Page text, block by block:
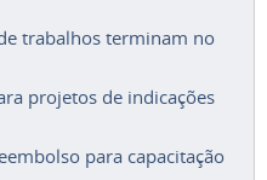
trabalhos terminam no
projetos de indicações
para capacitação